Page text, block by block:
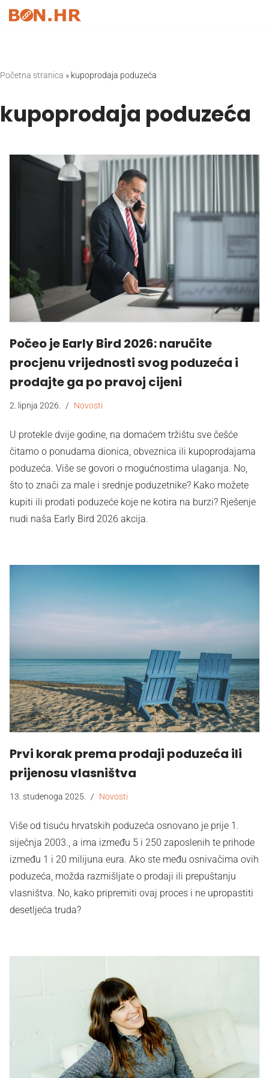
Početna stranica » kupoprodaja poduzeća
kupoprodaja poduzeća
Počeo je Early Bird 2026: naručite
procjenu vrijednosti svog poduzeća i
prodajte ga po pravoj cijeni
2. lipnja 2026. Novosti
U protekle dvije godine, na domaćem tržištu sve češće
čitamo o ponudama dionica, obveznica ili kupoprodajama
poduzeća. Više se govori o mogućnostima ulaganja. No,
što to znači za male i srednje poduzetnike? Kako možete
kupiti ili prodati poduzeće koje ne kotira na burzi? Rješenje
nudi naša Early Bird 2026 akcija.
Prvi korak prema prodaji poduzeća ili
prijenosu vlasništva
13. studenoga 2025. Novosti
Više od tisuću hrvatskih poduzeća osnovano je prije 1.
siječnja 2003., a ima između 5 i 250 zaposlenih te prihode
između 1 i 20 milijuna eura. Ako ste među osnivačima ovih
poduzeća, možda razmišljate o prodaji ili prepuštanju
vlasništva. No, kako pripremiti ovaj proces i ne upropastiti
desetljeća truda?